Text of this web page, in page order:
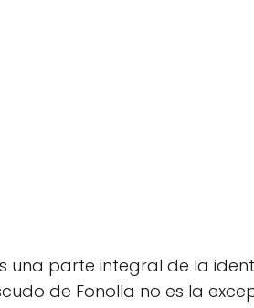
una parte integral de la
de Fonolla no es la